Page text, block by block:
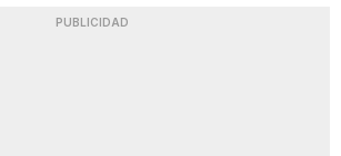
PUBLICIDAD